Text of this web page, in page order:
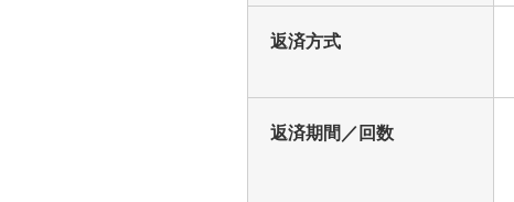
返済方式
返済期間／回数